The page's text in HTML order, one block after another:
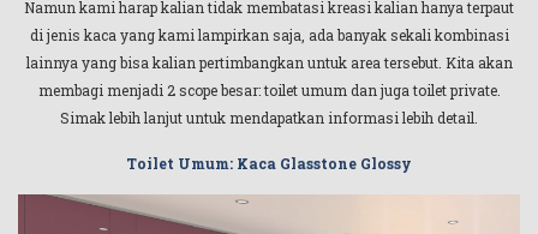
Namun kami harap kalian tidak membatasi kreasi kalian hanya terpaut
di jenis kaca yang kami lampirkan saja, ada banyak sekali kombinasi
lainnya yang bisa kalian pertimbangkan untuk area tersebut. Kita akan
membagi menjadi 2 scope besar: toilet umum dan juga toilet private.
Simak lebih lanjut untuk mendapatkan informasi lebih detail.
Toilet Umum: Kaca Glasstone Glossy